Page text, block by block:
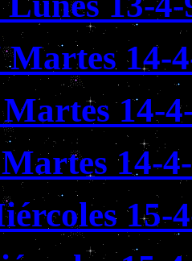
Martes 14-
14-
14-
15-